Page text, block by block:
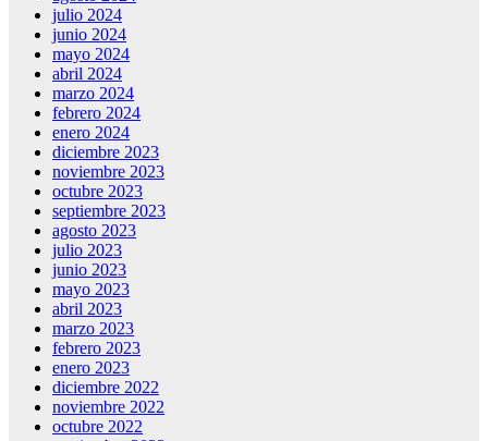
julio 2024
junio 2024
mayo 2024
abril 2024
marzo 2024
febrero 2024
enero 2024
diciembre 2023
noviembre 2023
octubre 2023
septiembre 2023
agosto 2023
julio 2023
junio 2023
mayo 2023
abril 2023
marzo 2023
febrero 2023
enero 2023
diciembre 2022
noviembre 2022
octubre 2022